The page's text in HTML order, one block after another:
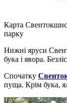
Карта
парку
Нижні яруси
бука і явора.
Спочатку
пуща. Крім бука,